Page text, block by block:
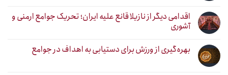
اقدامی دیگر از نازیلا قانع علیه ایران؛ تحریک جوامع ارمنی و
آشوری
بهره‌گیری از ورزش برای دستیابی به اهداف در جوامع